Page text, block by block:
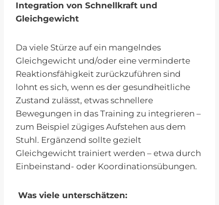
Integration von Schnellkraft und
Gleichgewicht
Da viele Stürze auf ein mangelndes
Gleichgewicht und/oder eine verminderte
Reaktionsfähigkeit zurückzuführen sind
lohnt es sich, wenn es der gesundheitliche
Zustand zulässt, etwas schnellere
Bewegungen in das Training zu integrieren –
zum Beispiel zügiges Aufstehen aus dem
Stuhl. Ergänzend sollte gezielt
Gleichgewicht trainiert werden – etwa durch
Einbeinstand- oder Koordinationsübungen.
Was viele unterschätzen: